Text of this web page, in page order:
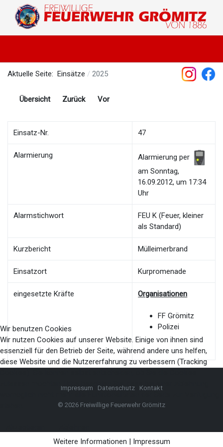
Aktuelle Seite: Einsätze 2025
Übersicht Zurück Vor
Einsatz-Nr. 47
Alarmierung
Alarmierung per
am Sonntag,
16.09.2012, um 17:34
Uhr
Alarmstichwort
FEU K (Feuer, kleiner
als Standard)
Kurzbericht Mülleimerbrand
Einsatzort Kurpromenade
eingesetzte Kräfte Organisationen
FF Grömitz
Polizei
Impressum Datenschutz Kontakt
© 2026 Freiwillige Feuerwehr Grömitz
Wir benutzen Cookies
Wir nutzen Cookies auf unserer Website. Einige von ihnen sind
essenziell für den Betrieb der Seite, während andere uns helfen,
diese Website und die Nutzererfahrung zu verbessern (Tracking
zulassen möchten. Bitte beachten Sie, dass bei einer Ablehnung
womöglich nicht mehr alle Funktionalitäten der Seite zur Verfügung
Weitere Informationen | Impressum